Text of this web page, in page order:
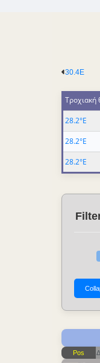
30.4E
Τροχιακή
28.2°E
28.2°E
28.2°E
Pos